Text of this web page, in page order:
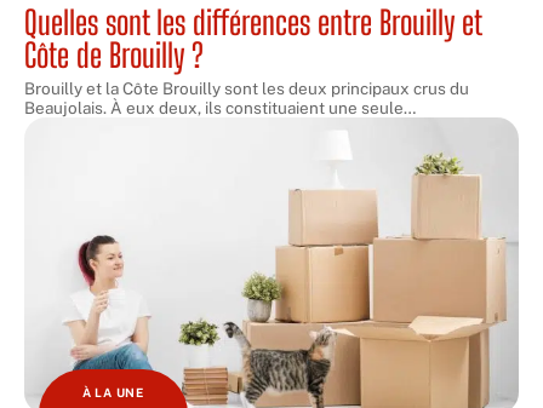
Quelles sont les différences entre Brouilly et
Côte de Brouilly ?
Brouilly et la Côte Brouilly sont les deux principaux crus du
Beaujolais. À eux deux, ils constituaient une seule…
À LA UNE